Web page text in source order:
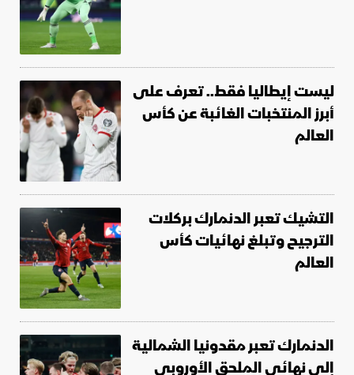
ليست إيطاليا فقط.. تعرف على
أبرز المنتخبات الغائبة عن كأس
العالم
التشيك تعبر الدنمارك بركلات
الترجيح وتبلغ نهائيات كأس
العالم
الدنمارك تعبر مقدونيا الشمالية
إلى نهائي الملحق الأوروبي